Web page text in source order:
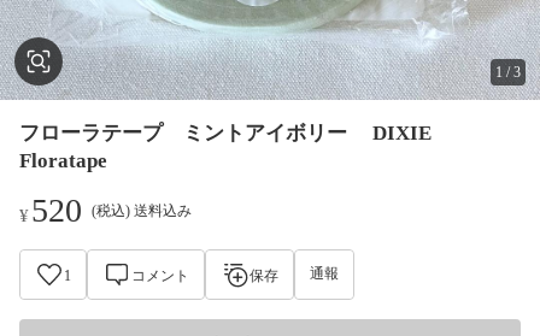
1 /3
フローラテープ ミントアイボリー DIXIE
Floratape
¥520 (税込) 送料込み
1 コメント 保存 通報